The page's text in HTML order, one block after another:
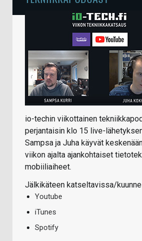
io-techin viikottainen
perjantaisin klo 15 live-
Sampsa ja Juha käyvät
viikon ajalta ajankohtaiset
mobiiliaiheet.
Jälkikäteen katseltavissa/
Youtube
iTunes
Spotify